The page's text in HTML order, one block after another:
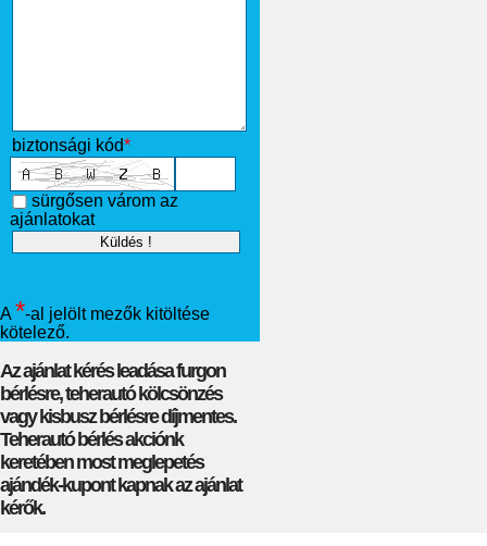
biztonsági kód*
sürgősen várom az
ajánlatokat
A *-al jelölt mezők kitöltése
kötelező.
Az ajánlat kérés leadása furgon
bérlésre, teherautó kölcsönzés
vagy kisbusz bérlésre díjmentes.
Teherautó bérlés akciónk
keretében most meglepetés
ajándék-kupont kapnak az ajánlat
kérők.